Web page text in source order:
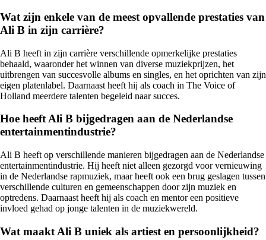
Wat zijn enkele van de meest opvallende prestaties van
Ali B in zijn carrière?
Ali B heeft in zijn carrière verschillende opmerkelijke prestaties
behaald, waaronder het winnen van diverse muziekprijzen, het
uitbrengen van succesvolle albums en singles, en het oprichten van zijn
eigen platenlabel. Daarnaast heeft hij als coach in The Voice of
Holland meerdere talenten begeleid naar succes.
Hoe heeft Ali B bijgedragen aan de Nederlandse
entertainmentindustrie?
Ali B heeft op verschillende manieren bijgedragen aan de Nederlandse
entertainmentindustrie. Hij heeft niet alleen gezorgd voor vernieuwing
in de Nederlandse rapmuziek, maar heeft ook een brug geslagen tussen
verschillende culturen en gemeenschappen door zijn muziek en
optredens. Daarnaast heeft hij als coach en mentor een positieve
invloed gehad op jonge talenten in de muziekwereld.
Wat maakt Ali B uniek als artiest en persoonlijkheid?